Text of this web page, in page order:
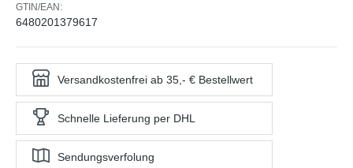
GTIN/EAN:
6480201379617
Versandkostenfrei ab 35,- € Bestellwert
Schnelle Lieferung per DHL
Sendungsverfolung